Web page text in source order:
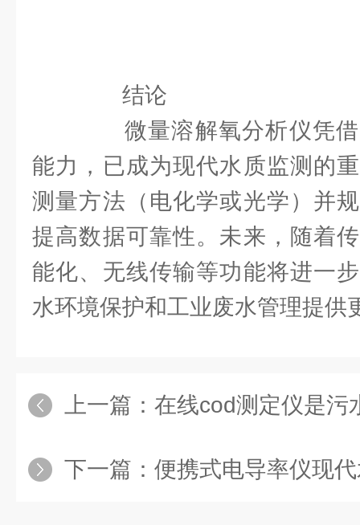
结论
微量溶解氧分析仪凭借
能力，已成为现代水质监测的
测量方法（电化学或光学）并
提高数据可靠性。未来，随着
能化、无线传输等功能将进一
水环境保护和工业废水管理提供
上一篇： 在线cod测定仪是污水处
下一篇： 便携式电导率仪现代水